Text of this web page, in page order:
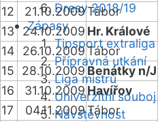
Dresy 2018/19
Zápasy
Tipsport extraliga
Přípravná utkání
Liga mistrů
Univerzitní souboj
Návštěvnost
12
21.10.2009Tábor
13
24.10.2009 Hr. Králové
14
26.10.2009Tábor
15
28.10.2009Benátky n/J
16
31.10.2009 Havířov
17
04.11.2009Tábor